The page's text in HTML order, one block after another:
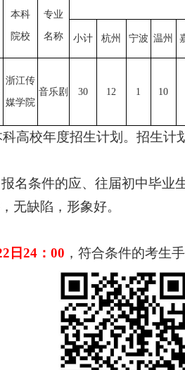
本科
院校
专业
名称 小计 杭州 宁波 温州
浙江传
媒学院
音乐剧 30 12 1 10
高校年度招生计划。 招生计
名条件的应、 往届初中毕业
无缺陷，形象好。
日24：00 ， 符合条件的考生